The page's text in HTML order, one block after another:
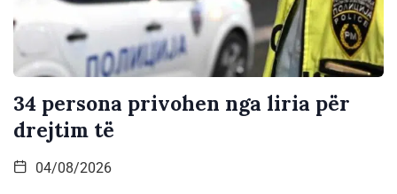
34 persona privohen nga liria për
drejtim të
04/08/2026